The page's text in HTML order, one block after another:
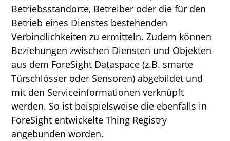
Betriebsstandorte, Betreiber oder die für den
Betrieb eines Dienstes bestehenden
Verbindlichkeiten zu ermitteln. Zudem können
Beziehungen zwischen Diensten und Objekten
aus dem ForeSight Dataspace (z.B. smarte
Türschlösser oder Sensoren) abgebildet und
mit den Serviceinformationen verknüpft
werden. So ist beispielsweise die ebenfalls in
ForeSight entwickelte Thing Registry
angebunden worden.